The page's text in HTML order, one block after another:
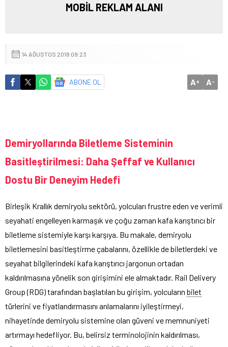
MOBİL REKLAM ALANI
14 AĞUSTOS 2018 09:23
ABONE OL A+ A-
Demiryollarında Biletleme Sisteminin
Basitleştirilmesi: Daha Şeffaf ve Kullanıcı
Dostu Bir Deneyim Hedefi
Birleşik Krallık demiryolu sektörü, yolcuları frustre eden ve verimli
seyahati engelleyen karmaşık ve çoğu zaman kafa karıştırıcı bir
biletleme sistemiyle karşı karşıya. Bu makale, demiryolu
biletlemesini basitleştirme çabalarını, özellikle de biletlerdeki ve
seyahat bilgilerindeki kafa karıştırıcı jargonun ortadan
kaldırılmasına yönelik son girişimini ele almaktadır. Rail Delivery
Group (RDG) tarafından başlatılan bu girişim, yolcuların bilet
türlerini ve fiyatlandırmasını anlamalarını iyileştirmeyi,
nihayetinde demiryolu sistemine olan güveni ve memnuniyeti
artırmayı hedefliyor. Bu, belirsiz terminolojinin kaldırılması,